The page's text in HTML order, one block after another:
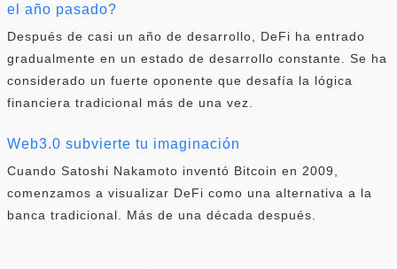
el año pasado?
Después de casi un año de desarrollo, DeFi ha entrado
gradualmente en un estado de desarrollo constante. Se ha
considerado un fuerte oponente que desafía la lógica
financiera tradicional más de una vez.
Web3.0 subvierte tu imaginación
Cuando Satoshi Nakamoto inventó Bitcoin en 2009,
comenzamos a visualizar DeFi como una alternativa a la
banca tradicional. Más de una década después.